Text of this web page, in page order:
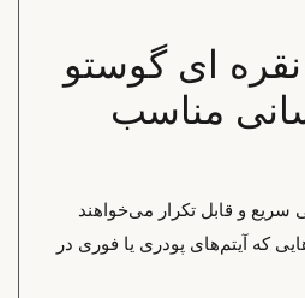
ای گوستو
مناسب
و قابل تکرار می‌خواهند
که آیتم‌های پودری یا فوری در